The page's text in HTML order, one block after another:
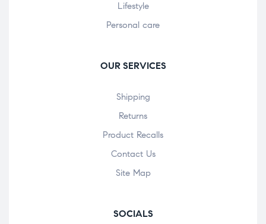
Lifestyle
Personal care
OUR SERVICES
Shipping
Returns
Product Recalls
Contact Us
Site Map
SOCIALS